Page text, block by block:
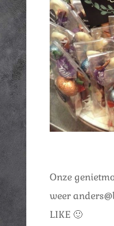
Onze
weer
LIKE 🙂